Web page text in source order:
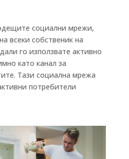
социални мрежи,
всеки собственик на
го използвате активно
като канал за
Тази социална мрежа
потребители